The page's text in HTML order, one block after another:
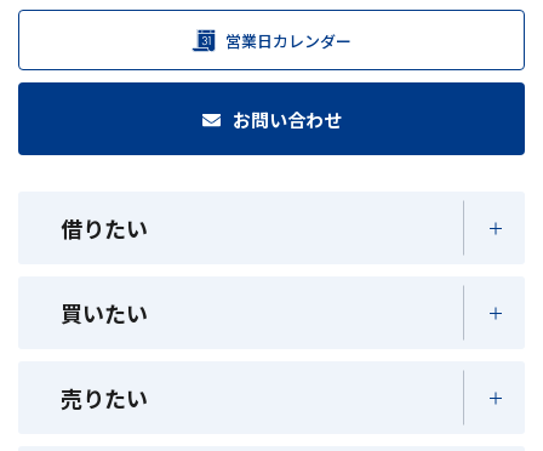
営業日カレンダー
お問い合わせ
借りたい
買いたい
売りたい